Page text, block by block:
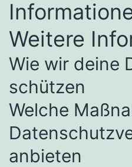
Weitere
Wie wir deine
schützen
Welche
anbieten